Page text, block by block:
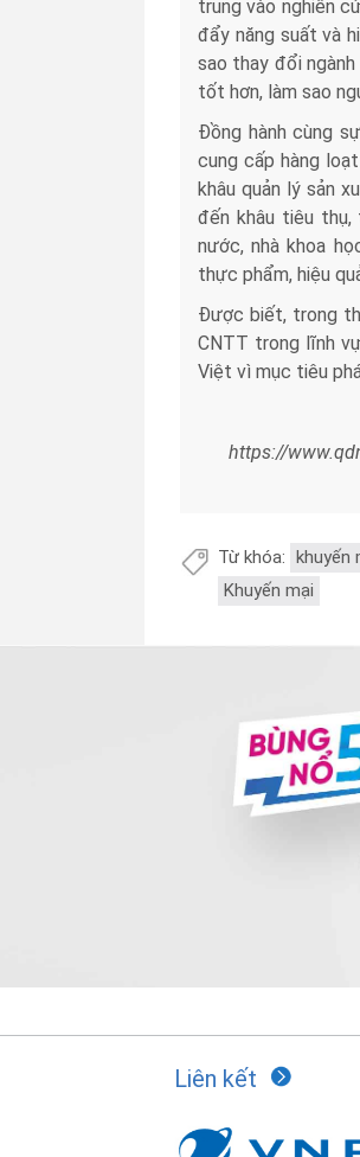
trung vào nghiên
đẩy năng suất và
sao thay đổi
tốt hơn, làm sao
Đồng hành cùng
cung cấp hàng
khâu quản lý sản
đến khâu tiêu thụ,
nước, nhà khoa
thực phẩm, hiệu
Được biết, trong
CNTT trong lĩnh
Việt vì mục tiêu
https://
Từ khóa: khuyến
Khuyến mại
Liên kết